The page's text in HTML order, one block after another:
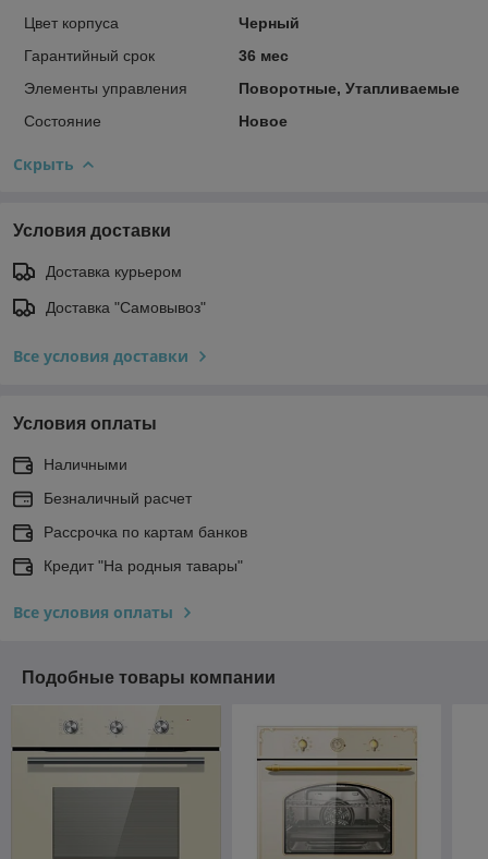
Цвет корпуса
Черный
Гарантийный срок
36 мес
Элементы управления
Поворотные, Утапливаемые
Состояние
Новое
Скрыть
Условия доставки
Доставка курьером
Доставка "Самовывоз"
Все условия доставки
Условия оплаты
Наличными
Безналичный расчет
Рассрочка по картам банков
Кредит "На родныя тавары"
Все условия оплаты
Подобные товары компании